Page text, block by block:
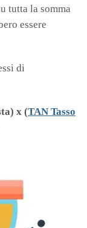
tutta la somma
essere
di
x (TAN Tasso